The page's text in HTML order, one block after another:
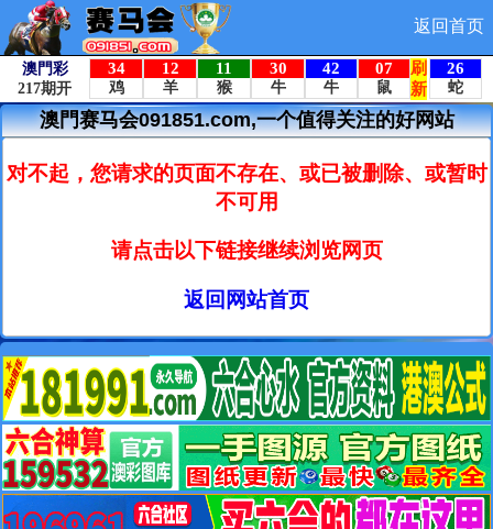
返回首页
澳門赛马会091851.com,一个值得关注的好网站
对不起，您请求的页面不存在、或已被删除、或暂时
不可用
请点击以下链接继续浏览网页
返回网站首页